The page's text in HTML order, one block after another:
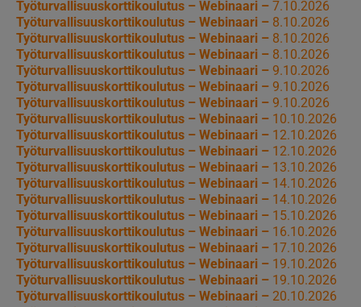
Työturvallisuuskorttikoulutus – Webinaari – 7.10.2026
Työturvallisuuskorttikoulutus – Webinaari – 8.10.2026
Työturvallisuuskorttikoulutus – Webinaari – 8.10.2026
Työturvallisuuskorttikoulutus – Webinaari – 8.10.2026
Työturvallisuuskorttikoulutus – Webinaari – 9.10.2026
Työturvallisuuskorttikoulutus – Webinaari – 9.10.2026
Työturvallisuuskorttikoulutus – Webinaari – 9.10.2026
Työturvallisuuskorttikoulutus – Webinaari – 10.10.2026
Työturvallisuuskorttikoulutus – Webinaari – 12.10.2026
Työturvallisuuskorttikoulutus – Webinaari – 12.10.2026
Työturvallisuuskorttikoulutus – Webinaari – 13.10.2026
Työturvallisuuskorttikoulutus – Webinaari – 14.10.2026
Työturvallisuuskorttikoulutus – Webinaari – 14.10.2026
Työturvallisuuskorttikoulutus – Webinaari – 15.10.2026
Työturvallisuuskorttikoulutus – Webinaari – 16.10.2026
Työturvallisuuskorttikoulutus – Webinaari – 17.10.2026
Työturvallisuuskorttikoulutus – Webinaari – 19.10.2026
Työturvallisuuskorttikoulutus – Webinaari – 19.10.2026
Työturvallisuuskorttikoulutus – Webinaari – 20.10.2026